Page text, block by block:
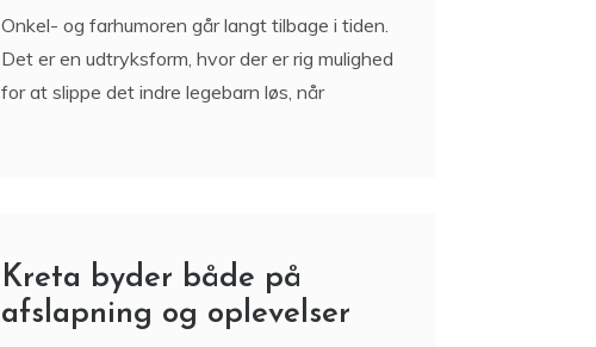
Onkel- og farhumoren går langt tilbage i tiden.
Det er en udtryksform, hvor der er rig mulighed
for at slippe det indre legebarn løs, når
Kreta byder både på
afslapning og oplevelser